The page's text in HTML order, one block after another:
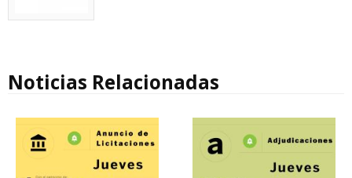
Noticias Relacionadas